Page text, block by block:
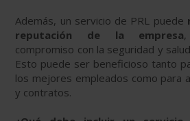
Además, un servicio de PRL puede
reputación de la empresa
compromiso con la seguridad y
Esto puede ser beneficioso tanto
los mejores empleados como para
y contratos.